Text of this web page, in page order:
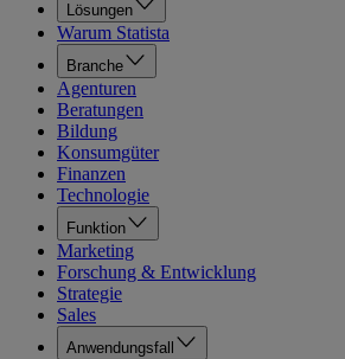
Lösungen
Warum Statista
Branche
Agenturen
Beratungen
Bildung
Konsumgüter
Finanzen
Technologie
Funktion
Marketing
Forschung & Entwicklung
Strategie
Sales
Anwendungsfall